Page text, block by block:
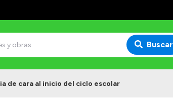
Buscar
de cara al inicio del ciclo escolar